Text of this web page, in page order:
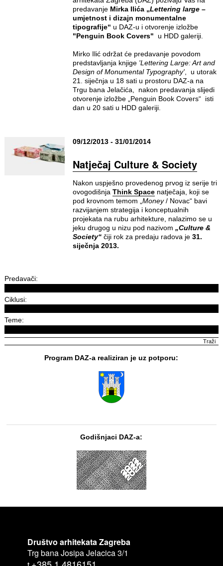
predavanje Mirka Ilića „Lettering large–
umjetnost i dizajn monumentalne
tipografije“ u DAZ-u i otvorenje izložbe
"Penguin Book Covers" u HDD galeriji.
Mirko Ilić održat će predavanje povodom
predstavljanja knjige 'Lettering Large: Art and
Design of Monumental Typography', u utorak
21. siječnja u 18 sati u prostoru DAZ-a na
Trgu bana Jelačića, nakon predavanja slijedi
otvorenje izložbe „Penguin Book Covers“ isti
dan u 20 sati u HDD galeriji.
09/12/2013 - 31/01/2014
Natječaj Culture & Society
Nakon uspješno provedenog prvog iz serije tri
ovogodišnja Think Spacenatječaja, koji se
pod krovnom temom „ Money/ Novac“ bavi
razvijanjem strategija i konceptualnih
projekata na rubu arhitekture, nalazimo se u
jeku drugog u nizu pod nazivom „Culture &
Society“ čiji rok za predaju radova je 31.
siječnja 2013.
Predavači:
Ciklusi:
Teme:
Program DAZ-a realiziran je uz potporu:
Godišnjaci DAZ-a:
Društvo arhitekata Zagreba
Trg bana Josipa Jelacica 3/1